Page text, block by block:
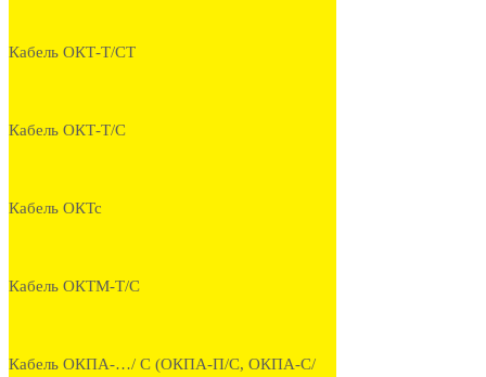
Кабель ОКТ-Т/СТ
Кабель ОКТ-Т/С
Кабель ОКТс
Кабель ОКТМ-Т/С
Кабель ОКПА-…/ С (ОКПА-П/С, ОКПА-С/